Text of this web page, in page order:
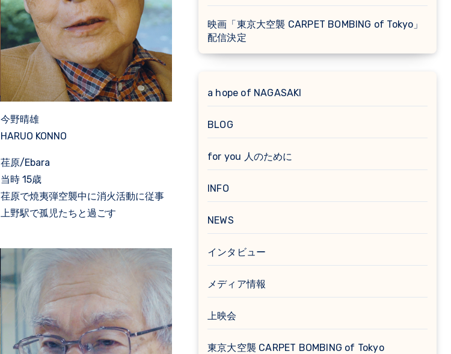
今野晴雄
HARUO KONNO
荏原/Ebara
当時 15歳
荏原で焼夷弾空襲中に消火活動に従事
上野駅で孤児たちと過ごす
映画「東京大空襲 CARPET BOMBING of Tokyo」
配信決定
a hope of NAGASAKI
BLOG
for you 人のために
INFO
NEWS
インタビュー
メディア情報
上映会
東京大空襲 CARPET BOMBING of Tokyo